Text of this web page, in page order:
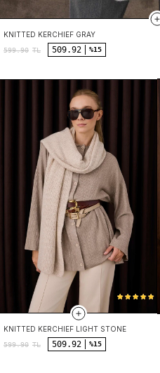
KNITTED KERCHIEF GRAY
599.90 TL 509.92 %15
KNITTED KERCHIEF LIGHT STONE
599.90 TL 509.92 %15